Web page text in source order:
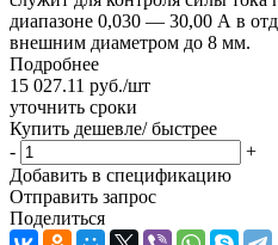
диапазоне 0,030 — 30,00 А в
внешним диаметром до 8 мм.
Подробнее
15 027.11 руб./шт
уточнить сроки
Купить дешевле/ быстрее
-
+
Добавить в спецификацию
Отправить запрос
Поделиться